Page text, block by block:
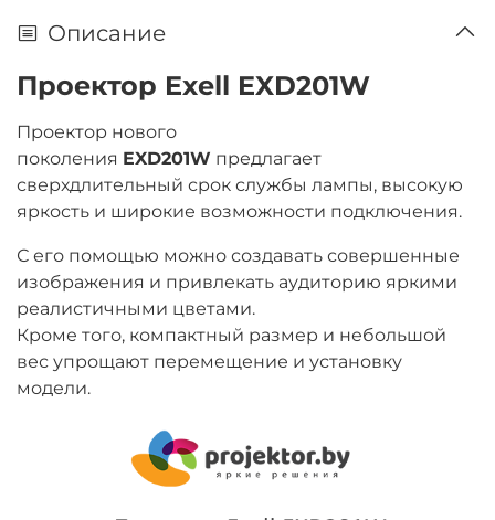
Описание
Проектор Exell EXD201W
Проектор нового
поколения EXD201W предлагает
сверхдлительный срок службы лампы, высокую
яркость и широкие возможности подключения.
С его помощью можно создавать совершенные
изображения и привлекать аудиторию яркими
реалистичными цветами.
Кроме того, компактный размер и небольшой
вес упрощают перемещение и установку
модели.